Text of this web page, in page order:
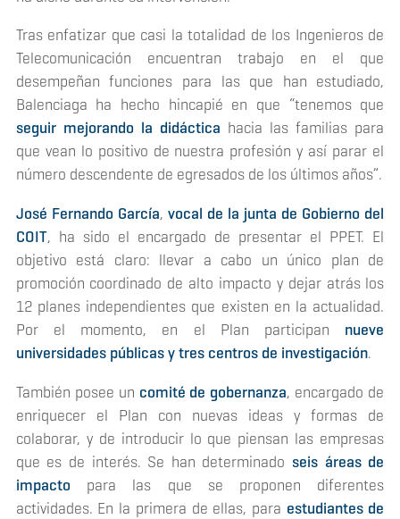
Tras enfatizar que casi la totalidad de los Ingenieros de
Telecomunicación encuentran trabajo en el que
desempeñan funciones para las que han estudiado,
Balenciaga ha hecho hincapié en que “tenemos que
seguir mejorando la didáctica hacia las familias para
que vean lo positivo de nuestra profesión y así parar el
número descendente de egresados de los últimos años”.
José Fernando García, vocal de la junta de Gobierno del
COIT, ha sido el encargado de presentar el PPET. El
objetivo está claro: llevar a cabo un único plan de
promoción coordinado de alto impacto y dejar atrás los
12 planes independientes que existen en la actualidad.
Por el momento, en el Plan participan nueve
universidades públicas y tres centros de investigación.
También posee un comité de gobernanza, encargado de
enriquecer el Plan con nuevas ideas y formas de
colaborar, y de introducir lo que piensan las empresas
que es de interés. Se han determinadoseis áreas de
impacto para las que se proponen diferentes
actividades. En la primera de ellas, para estudiantes de